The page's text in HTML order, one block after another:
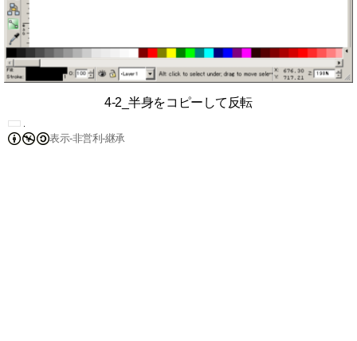
4-2_半身をコピーして反転
表示-非営利-継承